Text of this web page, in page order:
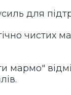
для
чистих
мармо"